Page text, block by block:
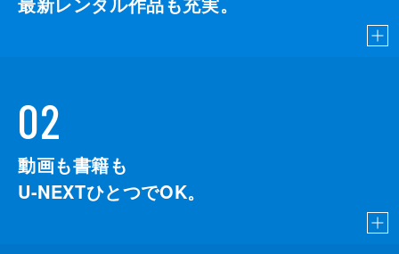
02
動画も書籍も
U-NEXTひとつでOK。